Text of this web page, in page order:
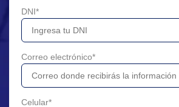
DNI*
Correo electrónico*
Celular*